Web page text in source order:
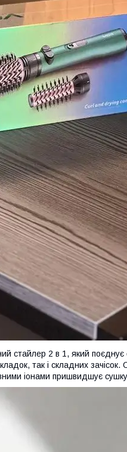
стайлер 2 в 1, який
так і складних
іонами пришвидшує